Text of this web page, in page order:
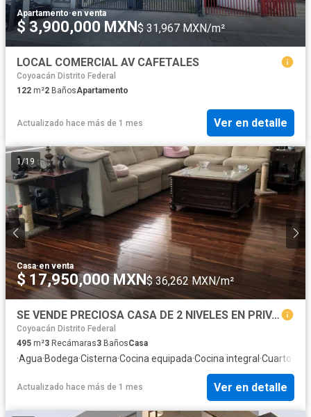
Apartamento·en venta
$ 3,900,000 MXN$ 31,967 MXN/m²
LOCAL COMERCIAL AV CAFETALES
Coyoacán Distrito Federal
122 m²2 BañosApartamento
Actualizado hace más de 1 mes Ver en detalle
1/19
Casa·en venta
$ 17,950,000 MXN$ 36,262 MXN/m²
SE VENDE PRECIOSA CASA DE 2 NIVELES EN PRIVADA
Coyoacán Distrito Federal
495 m²3 Recámaras3 BañosCasa
·Agua·Bodega·Cisterna·Cocina equipada·Cocina integral ·Cuarto de
Actualizado hace más de 1 mes Ver en detalle